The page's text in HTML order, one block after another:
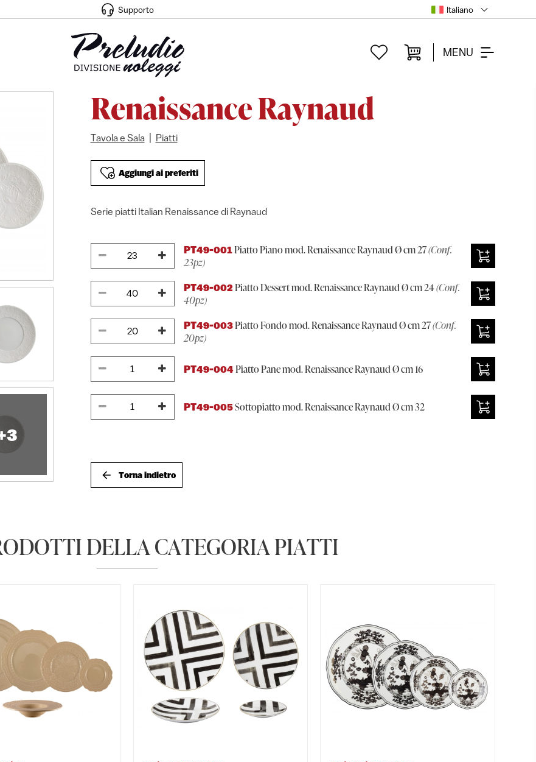
Supporto Italiano
MENU
Renaissance Raynaud
Tavola e Sala Piatti
Aggiungi ai preferiti
Serie piatti Italian Renaissance di Raynaud
PT49-001Piatto Piano mod. Renaissance Raynaud Ø cm 27(Conf.
23pz)
PT49-002 Piatto Dessert mod. Renaissance Raynaud Ø cm 24(Conf.
40pz)
PT49-003Piatto Fondo mod. Renaissance Raynaud Ø cm 27(Conf.
20pz)
PT49-004Piatto Pane mod. Renaissance Raynaud Ø cm 16
PT49-005Sottopiatto mod. Renaissance Raynaud Ø cm 32
Torna indietro
DELLA CATEGORIA PIATTI